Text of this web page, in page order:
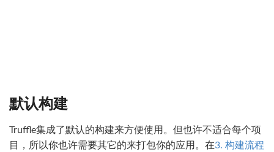
默认构建
Truffle集成了默认的构建来方便使用。但也许不适合每个项
目，所以你也许需要其它的来打包你的应用。在3. 构建流程